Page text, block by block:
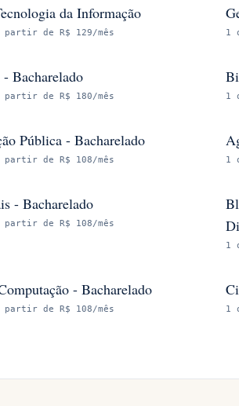
da Informação
partir de R$ 129/mês 1
Bacharelado
partir de R$ 180/mês 1
Pública - Bacharelado
partir de R$ 108/mês 1
- Bacharelado
partir de R$ 108/mês
1
- Bacharelado
partir de R$ 108/mês 1